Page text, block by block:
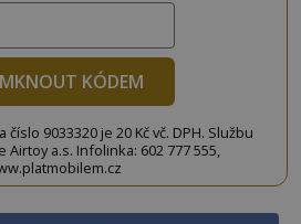
KÓDEM
9033320 je 20 Kč vč. DPH. Službu
Airtoy a.s. Infolinka: 602 777 555,